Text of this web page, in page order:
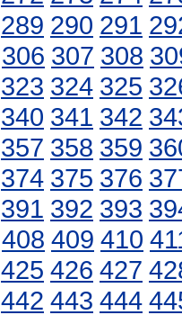
289 290 291
306 307 308
323 324 325
340 341 342
357 358 359
374 375 376
391 392 393
408 409 410
425 426 427
442 443 444